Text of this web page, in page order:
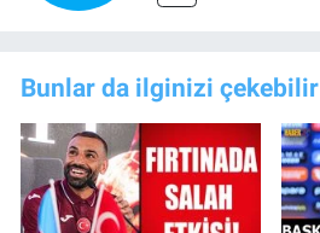
Bunlar da ilginizi çekebilir